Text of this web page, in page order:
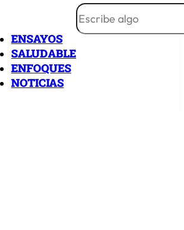
ENSAYOS
SALUDABLE
ENFOQUES
NOTICIAS